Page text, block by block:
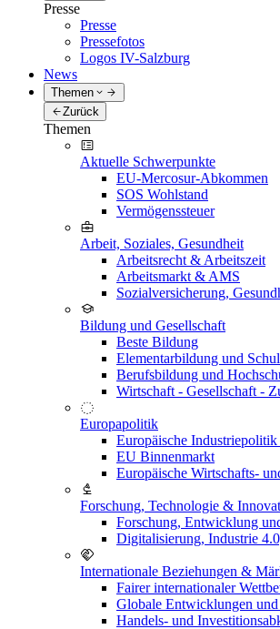
Presse
Presse
Pressefotos
Logos IV-Salzburg
News
Themen
Zurück
Themen
Aktuelle Schwerpunkte
EU-Mercosur-Abkommen
SOS Wohlstand
Vermögenssteuer
Arbeit, Soziales, Gesundheit
Arbeitsrecht & Arbeitszeit
Arbeitsmarkt & AMS
Sozialversicherung,
Bildung und Gesellschaft
Beste Bildung
Elementarbildung und
Berufsbildung und
Wirtschaft - Gesellschaft -
Europapolitik
Europäische
EU Binnenmarkt
Europäische Wirtschafts-
Forschung, Technologie &
Forschung, Entwicklung
Digitalisierung, Industrie
Internationale Beziehungen &
Fairer internationaler
Globale Entwicklungen
Handels- und